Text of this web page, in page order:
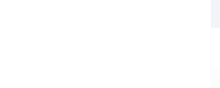
de rastreo GPS